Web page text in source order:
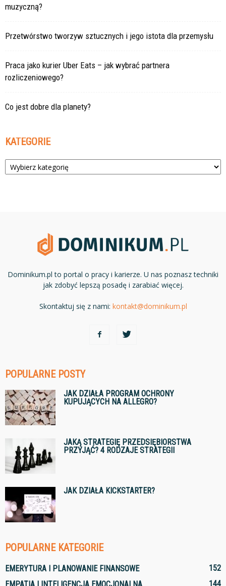
muzyczną?
Przetwórstwo tworzyw sztucznych i jego istota dla przemysłu
Praca jako kurier Uber Eats – jak wybrać partnera
rozliczeniowego?
Co jest dobre dla planety?
KATEGORIE
Kategorie
Dominikum.pl to portal o pracy i karierze. U nas poznasz techniki
jak zdobyć lepszą posadę i zarabiać więcej.
Skontaktuj się z nami: kontakt@dominikum.pl
POPULARNE POSTY
JAK DZIAŁA PROGRAM OCHRONY
KUPUJĄCYCH NA ALLEGRO?
JAKĄ STRATEGIĘ PRZEDSIĘBIORSTWA
PRZYJĄĆ? 4 RODZAJE STRATEGII
JAK DZIAŁA KICKSTARTER?
POPULARNE KATEGORIE
EMERYTURA I PLANOWANIE FINANSOWE
152
144